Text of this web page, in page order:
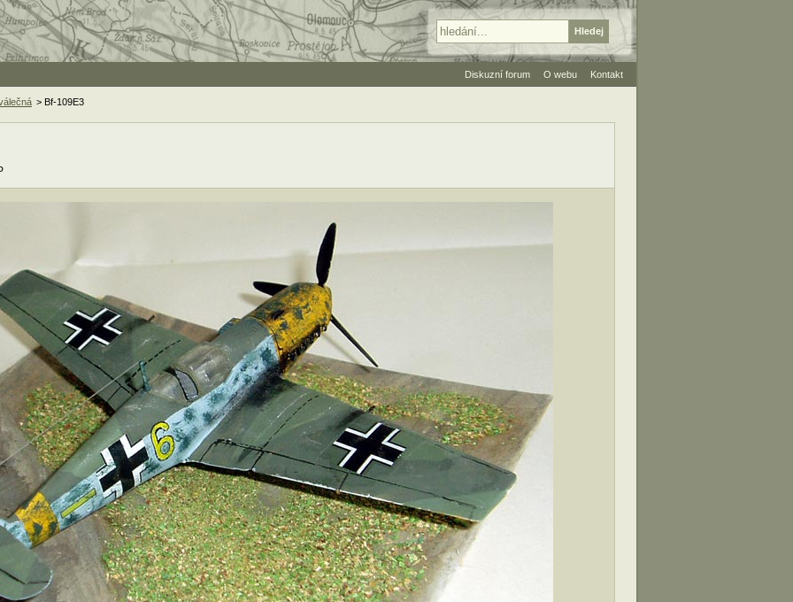
> Bf-109E3
Diskuzní forum O webu Kontakt